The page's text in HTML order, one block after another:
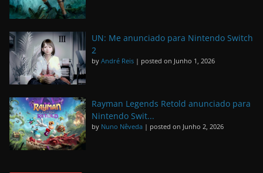
UN: Me anunciado para Nintendo Switch
2
by André Reis | posted on Junho 1, 2026
Rayman Legends Retold anunciado para
Nintendo Swit...
by Nuno Nêveda | posted on Junho 2, 2026